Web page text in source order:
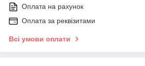
Оплата на рахунок
Оплата за реквізитами
Всі умови оплати